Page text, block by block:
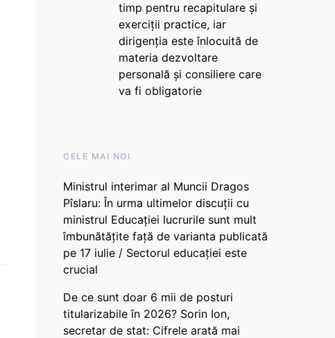
timp pentru recapitulare și
exerciții practice, iar
dirigenția este înlocuită de
materia dezvoltare
personală și consiliere care
va fi obligatorie
CELE MAI NOI
Ministrul interimar al Muncii Dragos
Pîslaru: În urma ultimelor discuții cu
ministrul Educației lucrurile sunt mult
îmbunătățite față de varianta publicată
pe 17 iulie / Sectorul educației este
crucial
De ce sunt doar 6 mii de posturi
titularizabile în 2026? Sorin Ion,
secretar de stat: Cifrele arată mai